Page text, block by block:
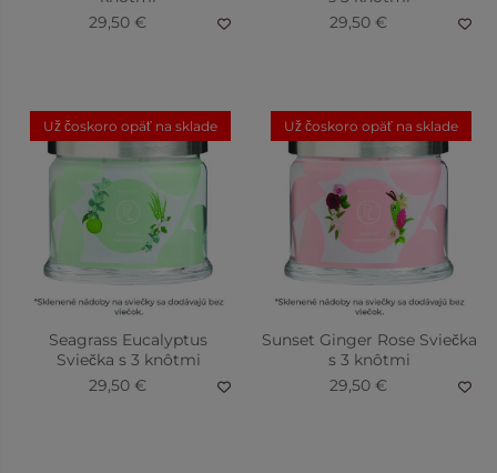
29,50 €
29,50 €
Už čoskoro opäť na sklade
Seagrass Eucalyptus
Sviečka s 3 knôtmi
29,50 €
Už čoskoro opäť na sklade
Sunset Ginger Rose Sviečka
s 3 knôtmi
29,50 €